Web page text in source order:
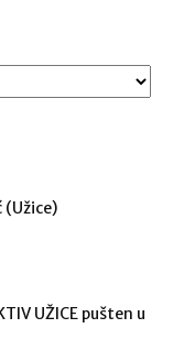
(Užice)
UŽICE pušten u